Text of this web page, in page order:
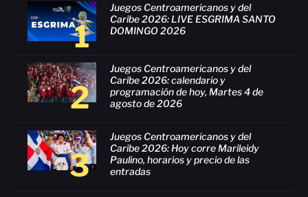
1
Juegos Centroamericanos y del
Caribe 2026: LIVE ESGRIMA SANTO
DOMINGO 2026
2
Juegos Centroamericanos y del
Caribe 2026: calendario y
programación de hoy, Martes 4 de
agosto de 2026
3
Juegos Centroamericanos y del
Caribe 2026: Hoy corre Marileidy
Paulino, horarios y precio de las
entradas